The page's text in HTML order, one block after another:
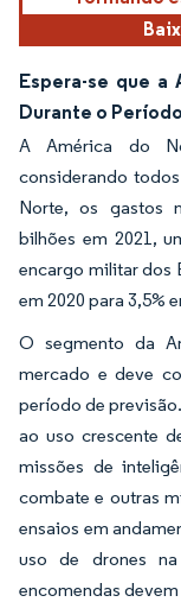
Espera-se que a
Durante o
A América do
considerando
Norte, os gastos
bilhões em 2021,
encargo militar dos
em 2020 para 3,5%
O segmento da
mercado e deve
período de
ao uso crescente
missões de
combate e outras
ensaios em
uso de drones
encomendas